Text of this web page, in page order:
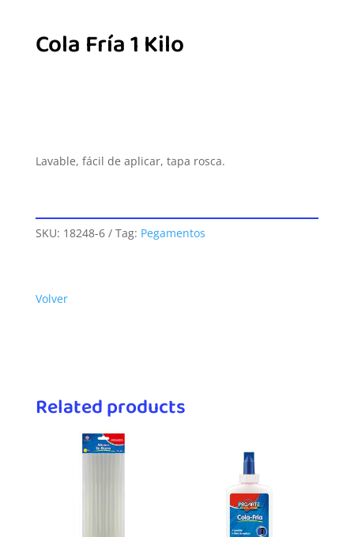
Cola Fría 1 Kilo
Lavable, fácil de aplicar, tapa rosca.
SKU: 18248-6 Tag: Pegamentos
Volver
Related products